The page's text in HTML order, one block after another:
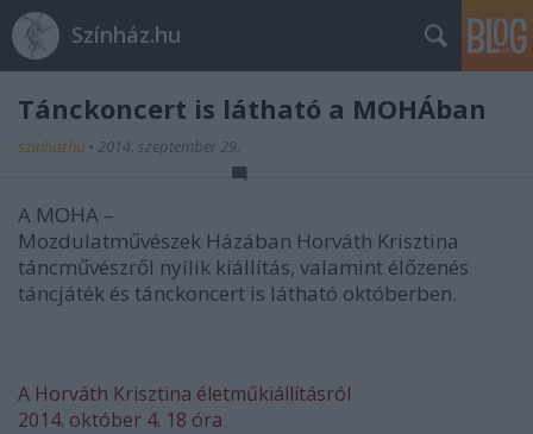
Színház.hu
Tánckoncert is látható a MOHÁban
szinhazhu • 2014. szeptember 29.
A MOHA –
Mozdulatművészek Házában Horváth Krisztina
táncművészről nyílik kiállítás, valamint élőzenés
táncjáték és tánckoncert is látható októberben.
A Horváth Krisztina életműkiállításról
2014. október 4. 18 óra